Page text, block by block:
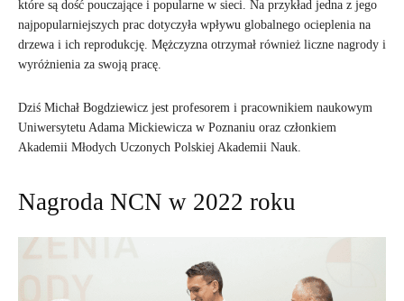
które są dość pouczające i popularne w sieci. Na przykład jedna z jego
najpopularniejszych prac dotyczyła wpływu globalnego ocieplenia na
drzewa i ich reprodukcję. Mężczyzna otrzymał również liczne nagrody i
wyróżnienia za swoją pracę.
Dziś Michał Bogdziewicz jest profesorem i pracownikiem naukowym
Uniwersytetu Adama Mickiewicza w Poznaniu oraz członkiem
Akademii Młodych Uczonych Polskiej Akademii Nauk.
Nagroda NCN w 2022 roku